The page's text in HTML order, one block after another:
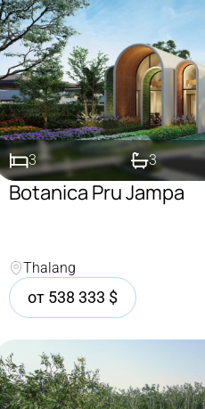
3 3
Botanica Pru Jampa
Thalang
от 538 333 $